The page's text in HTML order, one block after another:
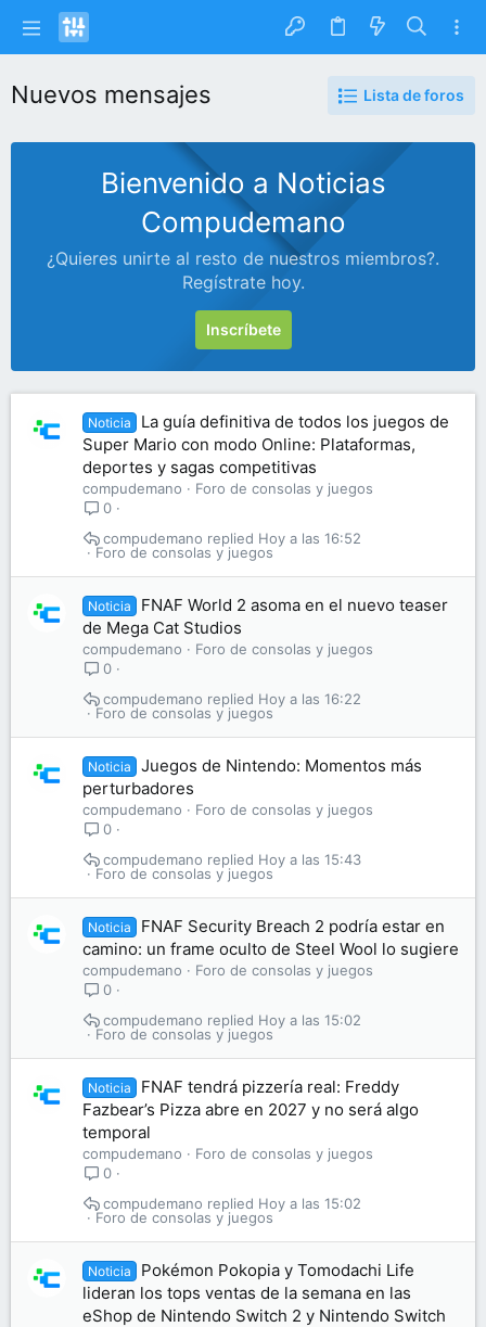
Nuevos mensajes Lista de foros
Bienvenido a Noticias
Compudemano
¿Quieres unirte al resto de nuestros miembros?.
Regístrate hoy.
Inscríbete
Noticia
La guía definitiva de todos los juegos de
Super Mario con modo Online: Plataformas,
deportes y sagas competitivas
compudemano
Foro de consolas y juegos
0
Foro de consolas y juegos
Hoy a las 16:52
compudemano
Noticia
FNAF World 2 asoma en el nuevo teaser
de Mega Cat Studios
compudemano
Foro de consolas y juegos
0
Foro de consolas y juegos
Hoy a las 16:22
compudemano
Noticia
Juegos de Nintendo: Momentos más
perturbadores
compudemano
Foro de consolas y juegos
0
Foro de consolas y juegos
Hoy a las 15:43
compudemano
Noticia
FNAF Security Breach 2 podría estar en
camino: un frame oculto de Steel Wool lo sugiere
compudemano
Foro de consolas y juegos
0
Foro de consolas y juegos
Hoy a las 15:02
compudemano
Noticia
FNAF tendrá pizzería real: Freddy
Fazbear’s Pizza abre en 2027 y no será algo
temporal
compudemano
Foro de consolas y juegos
0
Foro de consolas y juegos
Hoy a las 15:02
compudemano
Noticia
Pokémon Pokopia y Tomodachi Life
lideran los tops ventas de la semana en las
eShop de Nintendo Switch 2 y Nintendo Switch